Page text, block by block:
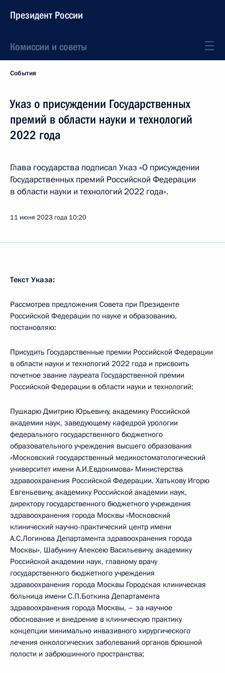
Президент России
Комиссии и советы
События
Указ о присуждении Государственных
премий в области науки и технологий
2022 года
Глава государства подписал Указ «О присуждении
Государственных премий Российской Федерации
в области науки и технологий 2022 года».
11 июня 2023 года 10:20
Текст Указа:
Рассмотрев предложения Совета при Президенте
Российской Федерации по науке и образованию,
постановляю:
Присудить Государственные премии Российской Федерации
в области науки и технологий 2022 года и присвоить
почетное звание лауреата Государственной премии
Российской Федерации в области науки и технологий:
Пушкарю Дмитрию Юрьевичу, академику Российской
академии наук, заведующему кафедрой урологии
федерального государственного бюджетного
образовательного учреждения высшего образования
«Московский государственный медико­стоматологический
университет имени А.И.Евдокимова» Министерства
здравоохранения Российской Федерации, Хатькову Игорю
Евгеньевичу, академику Российской академии наук,
директору государственного бюджетного учреждения
здравоохранения города Москвы «Московский
клинический научно-практический центр имени
А.С.Логинова Департамента здравоохранения города
Москвы», Шабунину Алексею Васильевичу, академику
Российской академии наук, главному врачу
государственного бюджетного учреждения
здравоохранения города Москвы Городская клиническая
больница имени С.П.Боткина Департамента
здравоохранения города Москвы, – за научное
обоснование и внедрение в клиническую практику
концепции минимально инвазивного хирургического
лечения онкологических заболеваний органов брюшной
полости и забрюшинного пространства;